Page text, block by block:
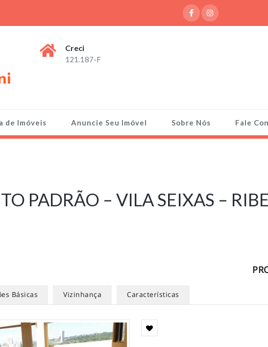
Creci
121.187-F
de Imóveis Anuncie Seu Imóvel Sobre Nós Fale
PADRÃO – VILA SEIXAS –
Básicas Vizinhança Características